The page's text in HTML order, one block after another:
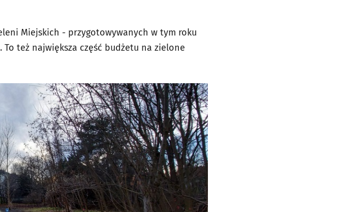
Miejskich - przygotowywanych w tym roku
też największa część budżetu na zielone